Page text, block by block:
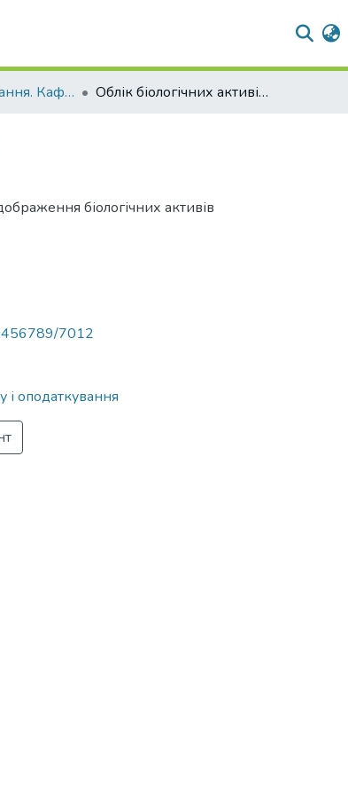
Друковані видання. Кафедра обліку і оподаткування Облік біологічних активів на підприємстві
біологічних активів
7012
оподаткування